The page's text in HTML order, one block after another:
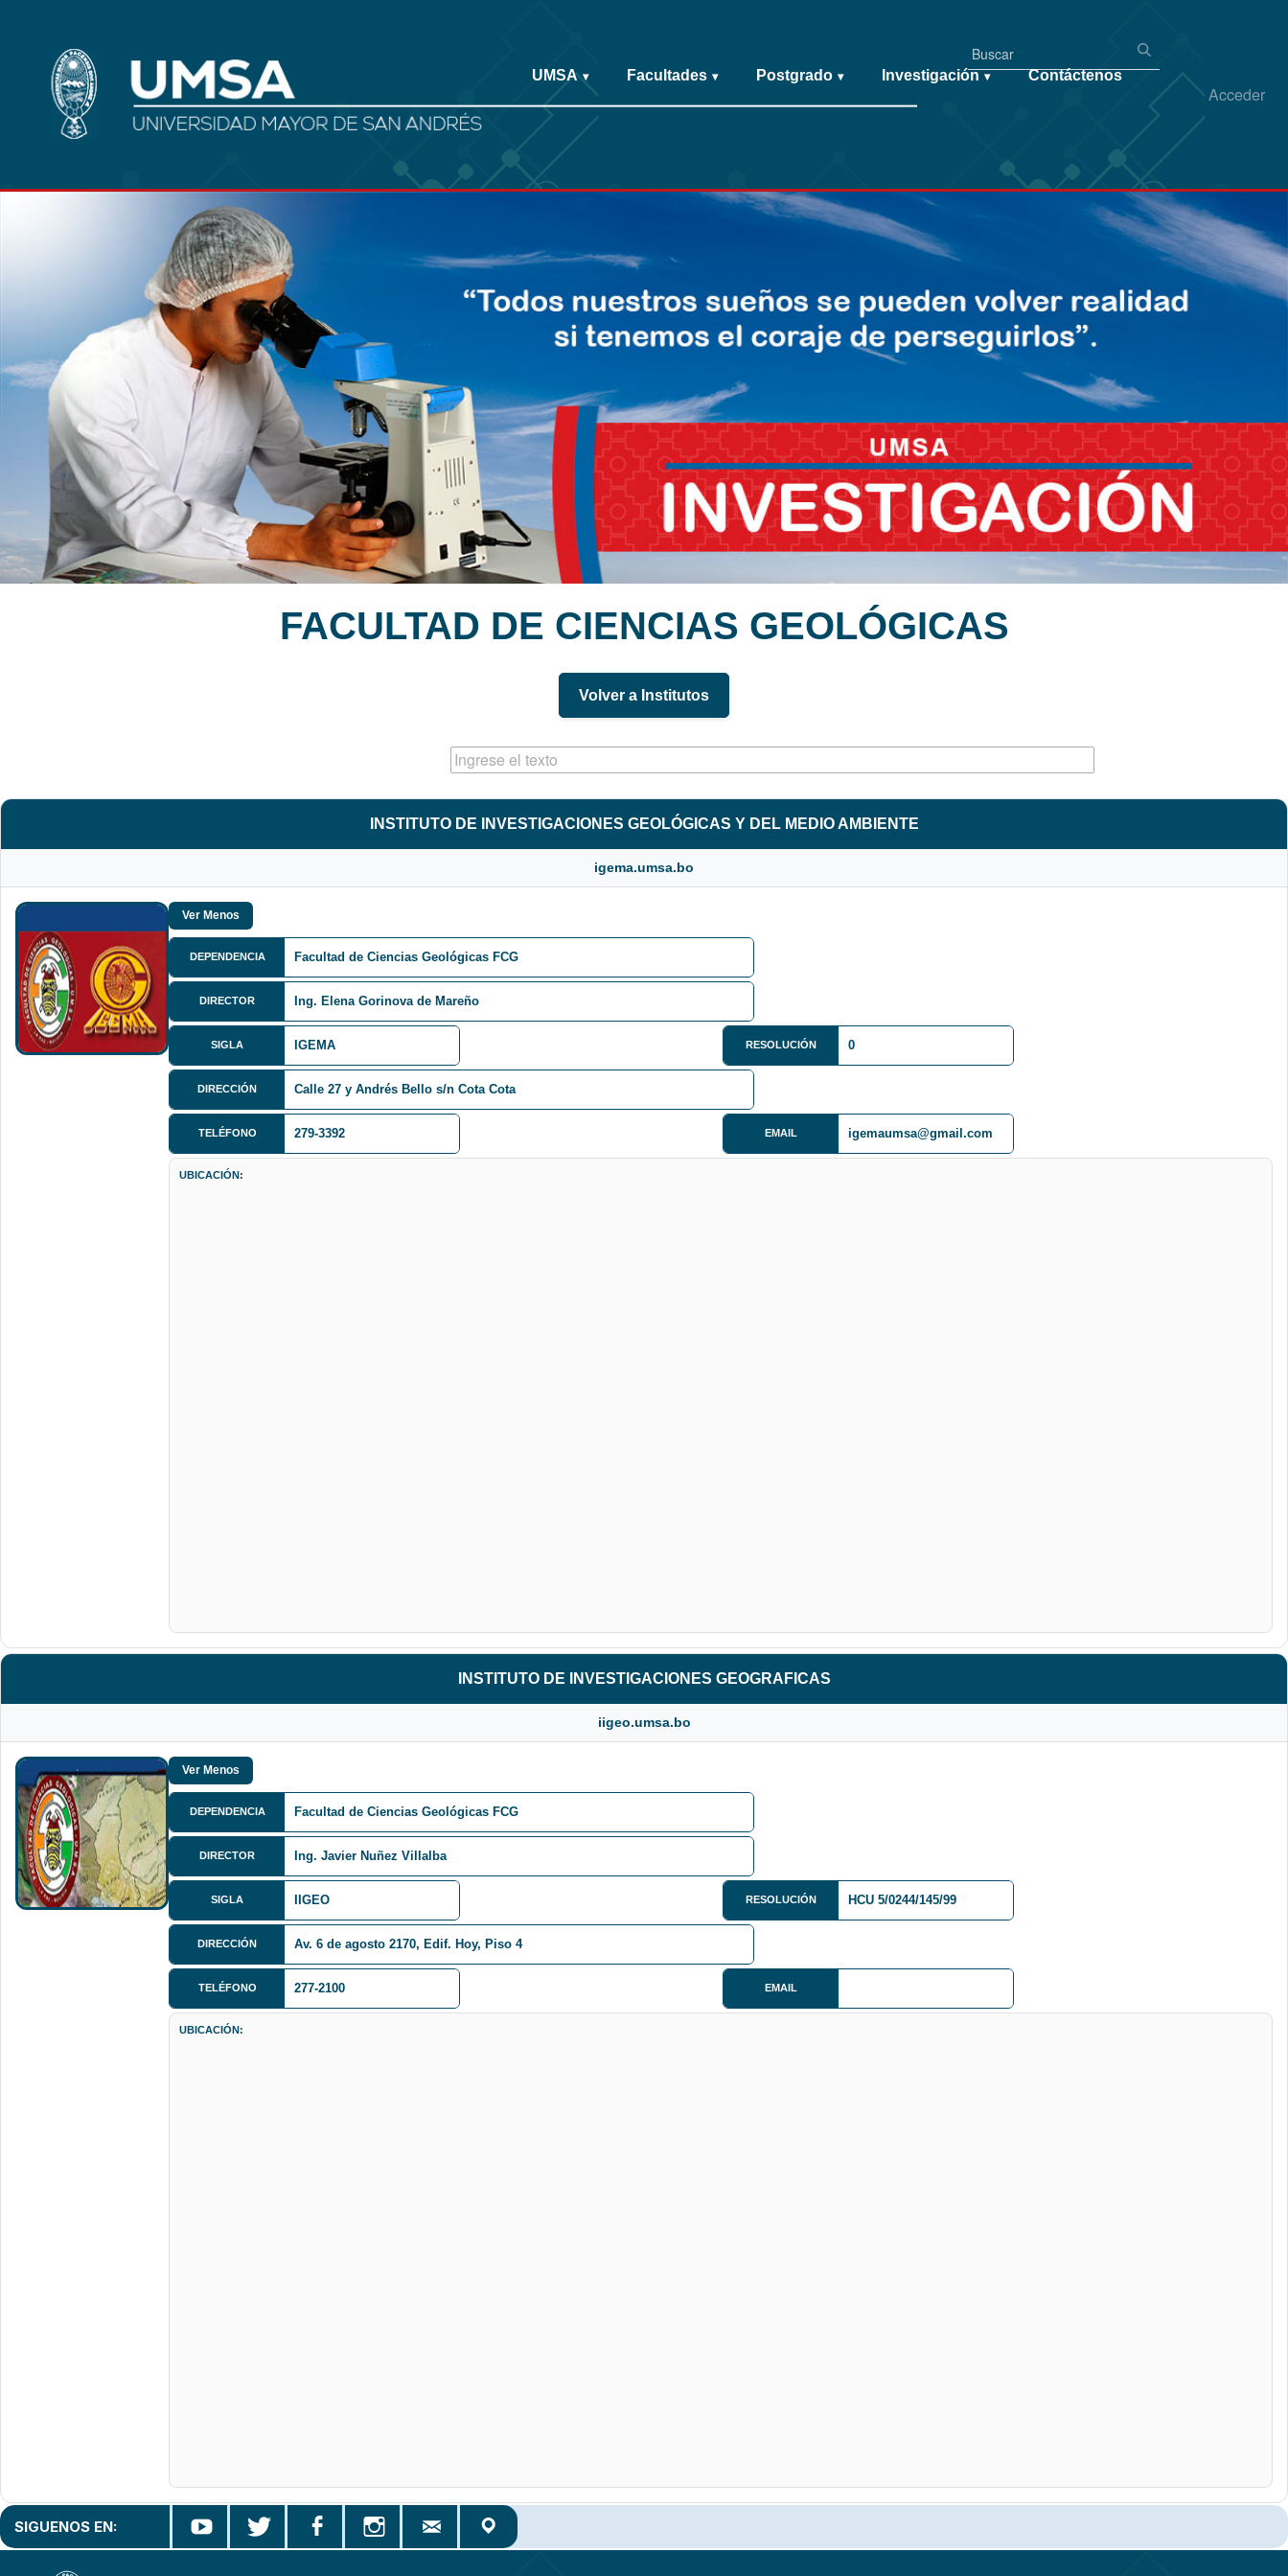
Acceder
UMSA ▾ Facultades ▾ Postgrado ▾ Investigación ▾ Contáctenos
FACULTAD DE CIENCIAS GEOLÓGICAS
Volver a Institutos
INSTITUTO DE INVESTIGACIONES GEOLÓGICAS Y DEL MEDIO AMBIENTE
igema.umsa.bo
DEPENDENCIA Facultad de Ciencias Geológicas FCG
DIRECTOR Ing. Elena Gorinova de Mareño
SIGLA IGEMA RESOLUCIÓN 0
DIRECCIÓN Calle 27 y Andrés Bello s/n Cota Cota
TELÉFONO 279-3392 EMAIL igemaumsa@gmail.com
UBICACIÓN:
INSTITUTO DE INVESTIGACIONES GEOGRAFICAS
iigeo.umsa.bo
DEPENDENCIA Facultad de Ciencias Geológicas FCG
DIRECTOR Ing. Javier Nuñez Villalba
SIGLA IIGEO RESOLUCIÓN HCU 5/0244/145/99
DIRECCIÓN Av. 6 de agosto 2170, Edif. Hoy, Piso 4
TELÉFONO 277-2100 EMAIL
UBICACIÓN:
SIGUENOS EN: